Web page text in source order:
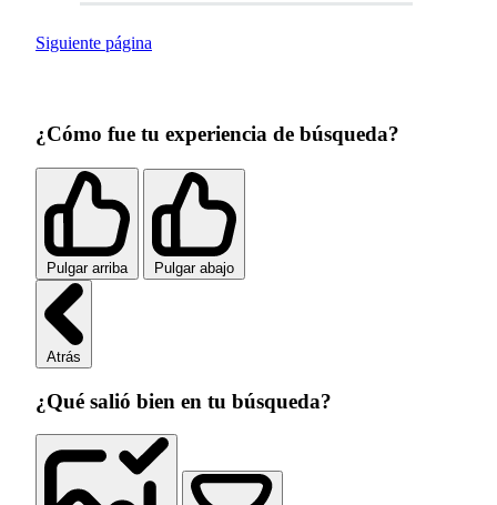
Siguiente página
¿Cómo fue tu experiencia de búsqueda?
Pulgar arriba Pulgar abajo
Atrás
¿Qué salió bien en tu búsqueda?